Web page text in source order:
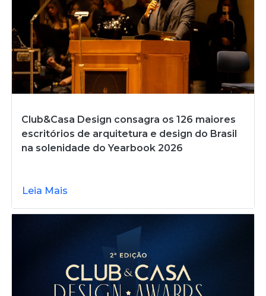
Club&Casa Design consagra os 126 maiores
escritórios de arquitetura e design do Brasil
na solenidade do Yearbook 2026
Leia Mais